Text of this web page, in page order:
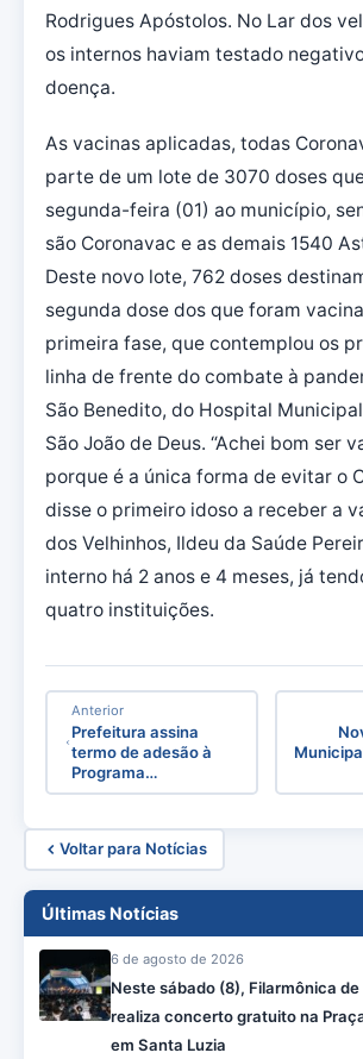
Rodrigues Apóstolos. No Lar dos
os internos haviam testado
doença.
As vacinas aplicadas, todas
parte de um lote de 3070 doses
segunda-feira (01) ao município,
são Coronavac e as demais 1540
Deste novo lote, 762 doses
segunda dose dos que foram
primeira fase, que contemplou os
linha de frente do combate à
São Benedito, do Hospital
São João de Deus. “Achei bom ser
porque é a única forma de evitar o
disse o primeiro idoso a receber a
dos Velhinhos, Ildeu da Saúde
interno há 2 anos e 4 meses, já
quatro instituições.
Anterior
Prefeitura assina
termo de adesão à
Programa…
Voltar para Notícias
Últimas Notícias
6 de agosto de 2026
Neste sábado (8), Filarmônica
realiza concerto gratuito na
em Santa Luzia